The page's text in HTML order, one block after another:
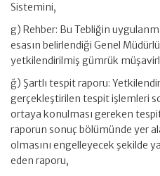
Sistemini,
g) Rehber: Bu Tebliğin
esasın belirlendiği Genel
yetkilendirilmiş gümrük
ğ) Şartlı tespit raporu:
gerçekleştirilen tespit işlemleri
ortaya konulması gereken
raporun sonuç bölümünde yer
olmasını engelleyecek şekilde
eden raporu,